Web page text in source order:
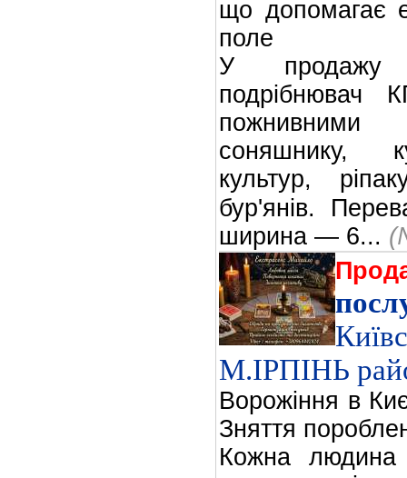
що допомагає
поле
У продажу
подрібнювач
пожнивними
соняшнику,
культур,
бур'янів.
ширина — 6...
М.IРПIНЬ
Ворожіння в
Зняття
Кожна